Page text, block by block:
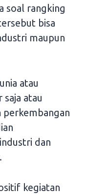
soal rangking
bisa
maupun
atau
saja atau
perkembangan
dan
kegiatan